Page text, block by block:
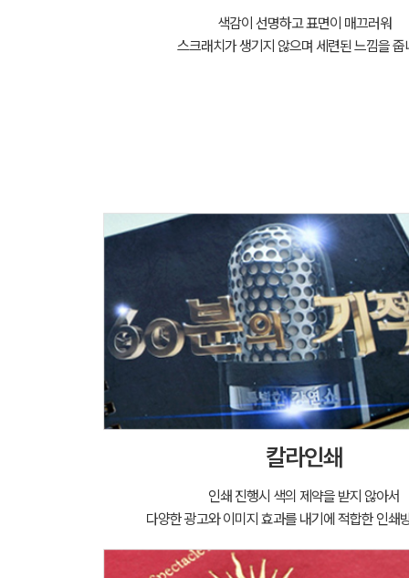
색감이 선명하고 표면이 매끄러워
스크래치가 생기지 않으며 세련된 느낌을 줍
칼라인쇄
인쇄 진행시 색의 제약을 받지 않아서
다양한 광고와 이미지 효과를 내기에 적합한 인쇄